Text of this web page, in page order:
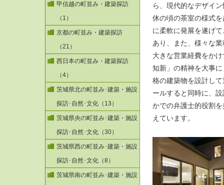
甲信越の町並み・建築探訪
（1）
京都の町並み・建築探訪
（21）
西日本の町並み・建築探訪
（4）
茨城県北の町並み･建築・施設
探訪･自然･文化（13）
茨城県央の町並み･建築・施設
探訪･自然･文化（30）
茨城県西の町並み･建築・施設
探訪･自然･文化（8）
茨城県南の町並み･建築・施設
ら、現代的なデザイ
休の頃の茶室の様式
に柔軟に発展を遂げ
あり、また、様々な
大きな営業経費をか
知新」の精神を大事
格の建築物を設計し
ールすると同時に、
かでの弁護士的役割
えています。